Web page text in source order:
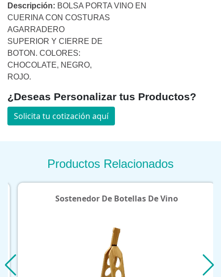
Descripción: BOLSA PORTA VINO EN
CUERINA CON COSTURAS
AGARRADERO
SUPERIOR Y CIERRE DE
BOTON. COLORES:
CHOCOLATE, NEGRO,
ROJO.
¿Deseas Personalizar tus Productos?
Solicita tu cotización aquí
Productos Relacionados
Sostenedor De Botellas De Vino